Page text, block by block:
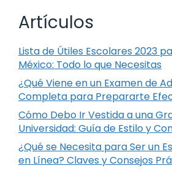
Artículos
Lista de Útiles Escolares 2023
México: Todo lo que Necesitas
¿Qué Viene en un Examen de
Completa para Prepararte
Cómo Debo Ir Vestida a una
Universidad: Guía de Estilo y
¿Qué se Necesita para Ser un
en Línea? Claves y Consejos